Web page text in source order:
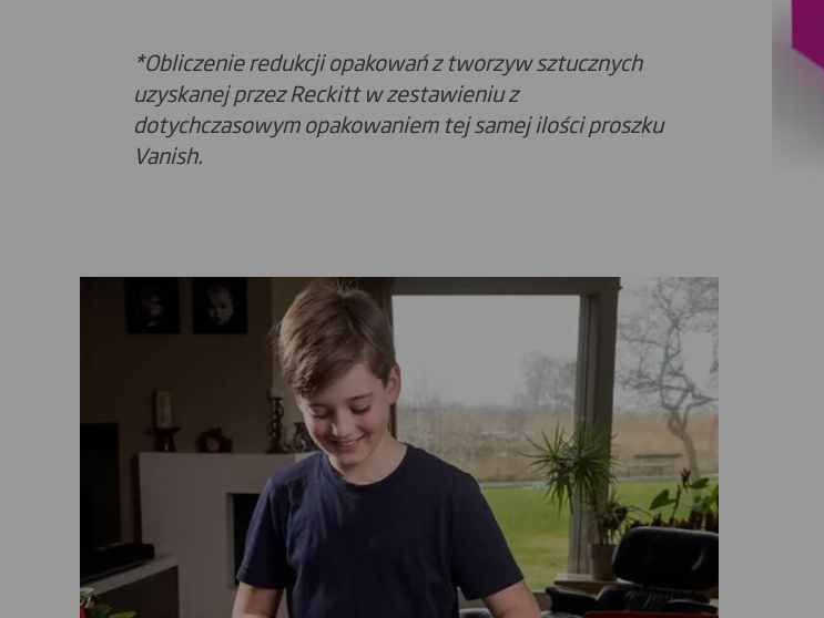
*Obliczenie redukcji opakowań z tworzyw sztucznych
uzyskanej przez Reckitt w zestawieniu z
dotychczasowym opakowaniem tej samej ilości proszku
Vanish.